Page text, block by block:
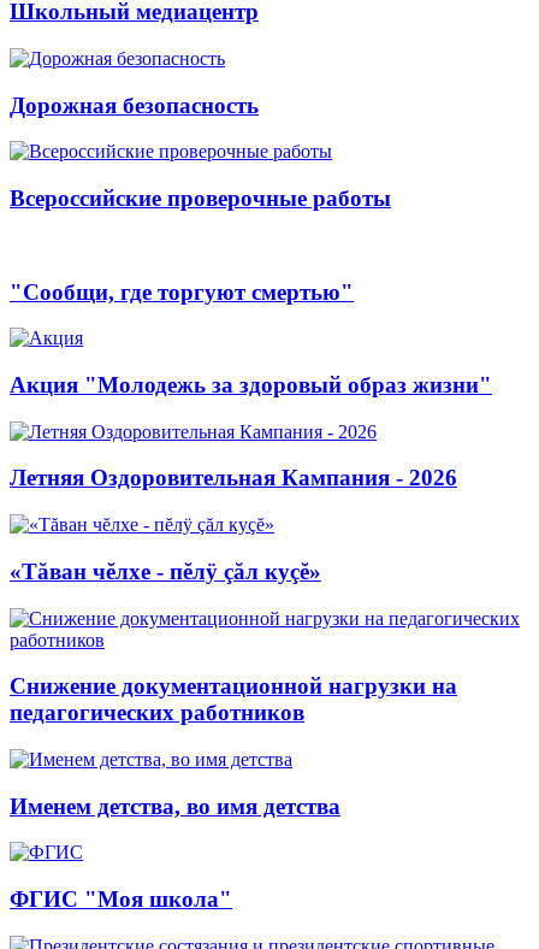
Школьный медиацентр
Дорожная безопасность
Всероссийские проверочные работы
"Сообщи, где торгуют смертью"
Акция "Молодежь за здоровый образ жизни"
Летняя Оздоровительная Кампания - 2026
«Тăван чĕлхе - пĕлÿ çăл куçĕ»
Снижение документационной нагрузки на
педагогических работников
Именем детства, во имя детства
ФГИС "Моя школа"